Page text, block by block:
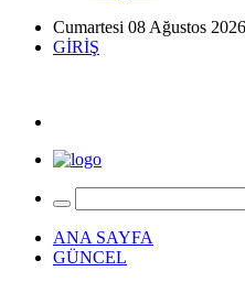
Cumartesi 08 Ağustos 2026
GİRİŞ
ANA SAYFA
GÜNCEL